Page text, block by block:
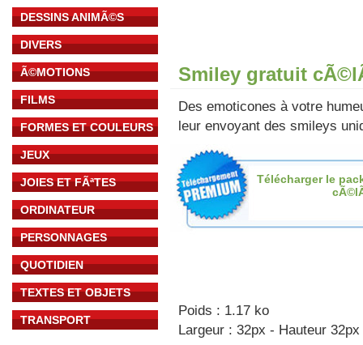
DESSINS ANIMÃ©S
DIVERS
Ã©MOTIONS
FILMS
FORMES ET COULEURS
JEUX
JOIES ET FÃªTES
ORDINATEUR
PERSONNAGES
QUOTIDIEN
TEXTES ET OBJETS
TRANSPORT
Smiley gratuit
Des emoticones à votre
leur envoyant des smileys
Télécharger le
Poids : 1.17 ko
Largeur : 32px - Hauteur 32px